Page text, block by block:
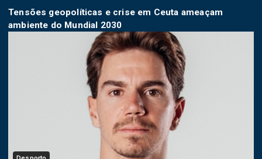
Tensões geopolíticas e crise em Ceuta ameaçam
ambiente do Mundial 2030